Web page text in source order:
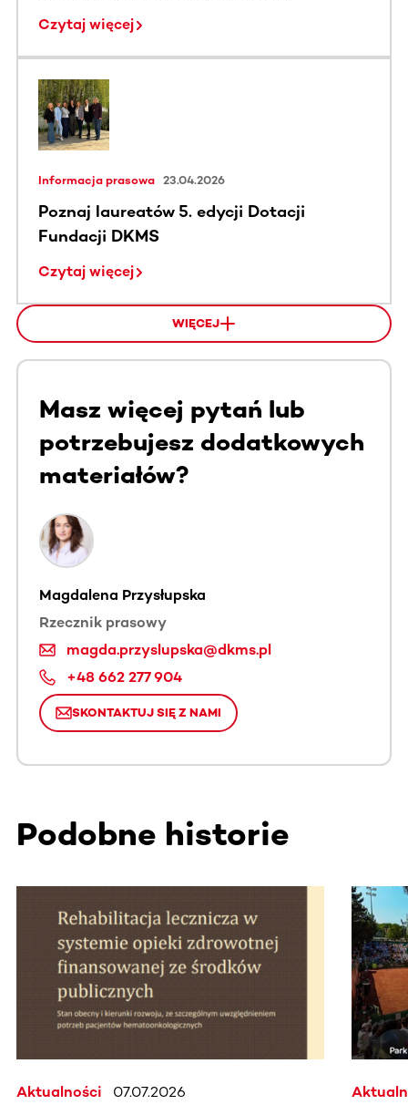
Czytaj więcej
Informacja prasowa 23.04.2026
Poznaj laureatów 5. edycji Dotacji
Fundacji DKMS
Czytaj więcej
WIĘCEJ
Masz więcej pytań lub
potrzebujesz dodatkowych
materiałów?
Magdalena Przysłupska
Rzecznik prasowy
magda.przyslupska@dkms.pl
+48 662 277 904
SKONTAKTUJ SIĘ Z NAMI
Podobne historie
Ta sekcja zawiera treści przewijane w poziomie. Użyj
Aktualności 07.07.2026